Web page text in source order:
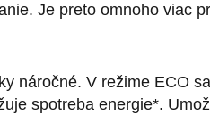
Je preto omnoho viac
náročné. V režime ECO
spotreba energie*.